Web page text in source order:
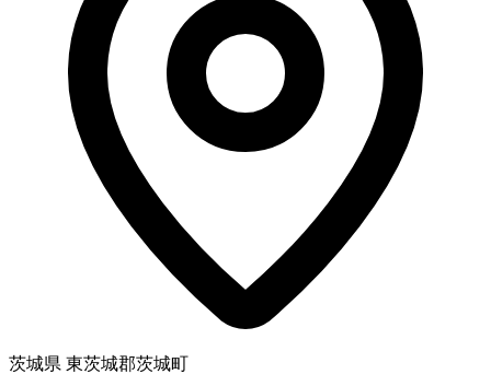
茨城県 東茨城郡茨城町